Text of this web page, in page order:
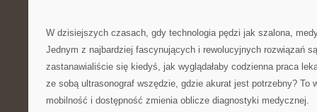
W dzisiejszych czasach, gdy technologia pędzi jak szalona,
Jednym z najbardziej fascynujących i rewolucyjnych rozwiązań
zastanawialiście się kiedyś, jak wyglądałaby codzienna praca
ze sobą ultrasonograf wszędzie, gdzie akurat jest potrzebny? To
mobilność i dostępność zmienia oblicze diagnostyki medycznej.